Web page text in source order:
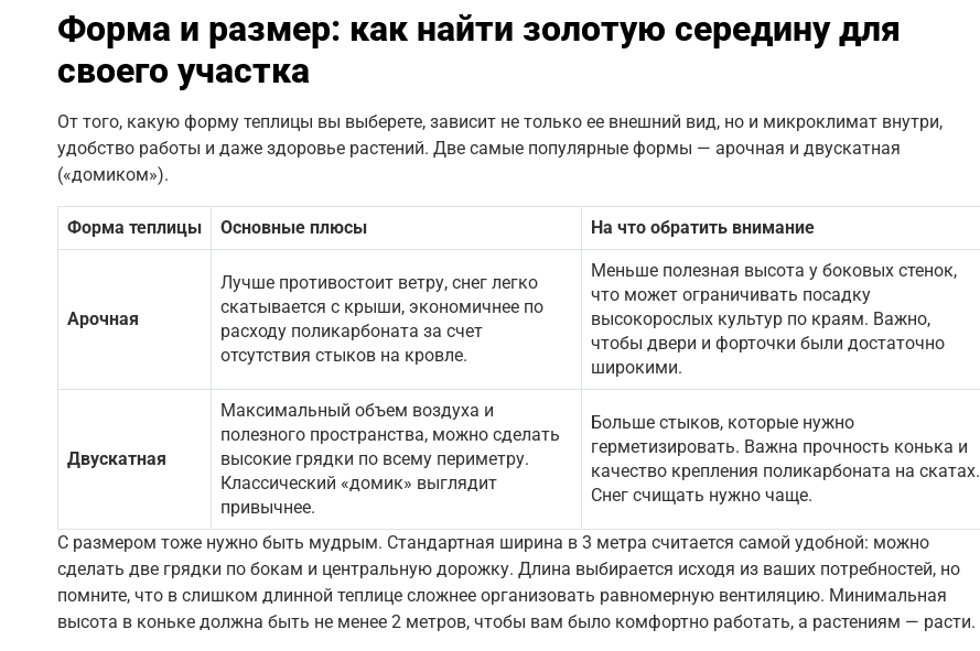
Форма и размер: как найти золотую середину для
своего участка
От того, какую форму теплицы вы выберете, зависит не только ее внешний вид, но и микроклимат внутри,
удобство работы и даже здоровье растений. Две самые популярные формы — арочная и двускатная
(«домиком»).
Форма теплицы Основные плюсы На что обратить внимание
Арочная
Лучше противостоит ветру, снег легко
скатывается с крыши, экономичнее по
расходу поликарбоната за счет
отсутствия стыков на кровле.
Меньше полезная высота у боковых стенок,
что может ограничивать посадку
высокорослых культур по краям. Важно,
чтобы двери и форточки были достаточно
широкими.
Двускатная
Максимальный объем воздуха и
полезного пространства, можно сделать
высокие грядки по всему периметру.
Классический «домик» выглядит
привычнее.
Больше стыков, которые нужно
герметизировать. Важна прочность конька и
качество крепления поликарбоната на скатах.
Снег счищать нужно чаще.
С размером тоже нужно быть мудрым. Стандартная ширина в 3 метра считается самой удобной: можно
сделать две грядки по бокам и центральную дорожку. Длина выбирается исходя из ваших потребностей, но
помните, что в слишком длинной теплице сложнее организовать равномерную вентиляцию. Минимальная
высота в коньке должна быть не менее 2 метров, чтобы вам было комфортно работать, а растениям — расти.